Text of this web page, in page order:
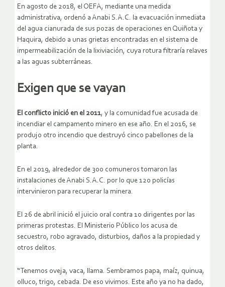
En agosto de 2018, el OEFA, mediante una medida
administrativa, ordenó a Anabi S.A.C. la evacuación inmediata
del agua cianurada de sus pozas de operaciones en Quiñota y
Haquira, debido a unas grietas encontradas en el sistema de
impermeabilización de la lixiviación, cuya rotura filtraría relaves
a las aguas subterráneas.
Exigen que se vayan
El conflicto inició en el 2011, y la comunidad fue acusada de
incendiar el campamento minero en ese año. En el 2016, se
produjo otro incendio que destruyó cinco pabellones de la
planta.
En el 2019, alrededor de 300 comuneros tomaron las
instalaciones de Anabi S.A.C. por lo que 120 policías
intervinieron para recuperar la minera.
El 26 de abril inició el juicio oral contra 10 dirigentes por las
primeras protestas. El Ministerio Público los acusa de
secuestro, robo agravado, disturbios, daños a la propiedad y
otros delitos.
“Tenemos oveja, vaca, llama. Sembramos papa, maíz, quinua,
olluco, trigo, cebada. De eso vivimos. Este año ya no ha dado,